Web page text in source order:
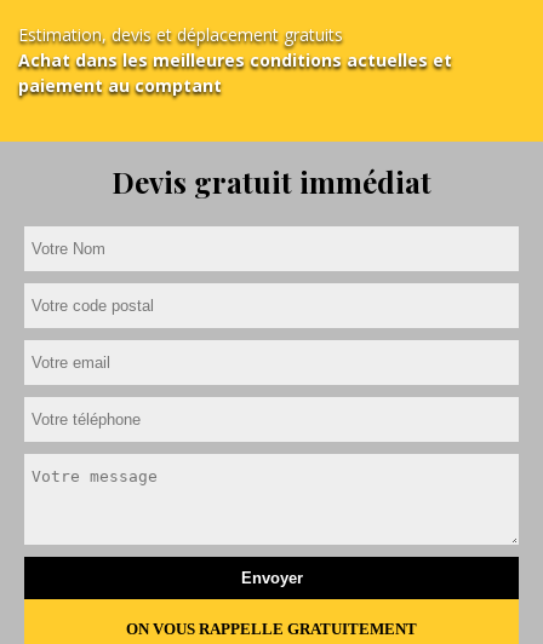
Estimation, devis et déplacement gratuits
Achat dans les meilleures conditions actuelles et
paiement au comptant
Devis gratuit immédiat
ON VOUS RAPPELLE GRATUITEMENT